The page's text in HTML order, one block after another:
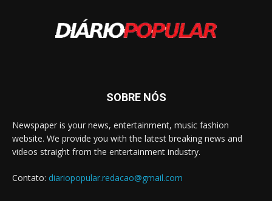
SOBRE NÓS
Newspaper is your news, entertainment, music fashion
website. We provide you with the latest breaking news and
videos straight from the entertainment industry.
Contato: diariopopular.redacao@gmail.com